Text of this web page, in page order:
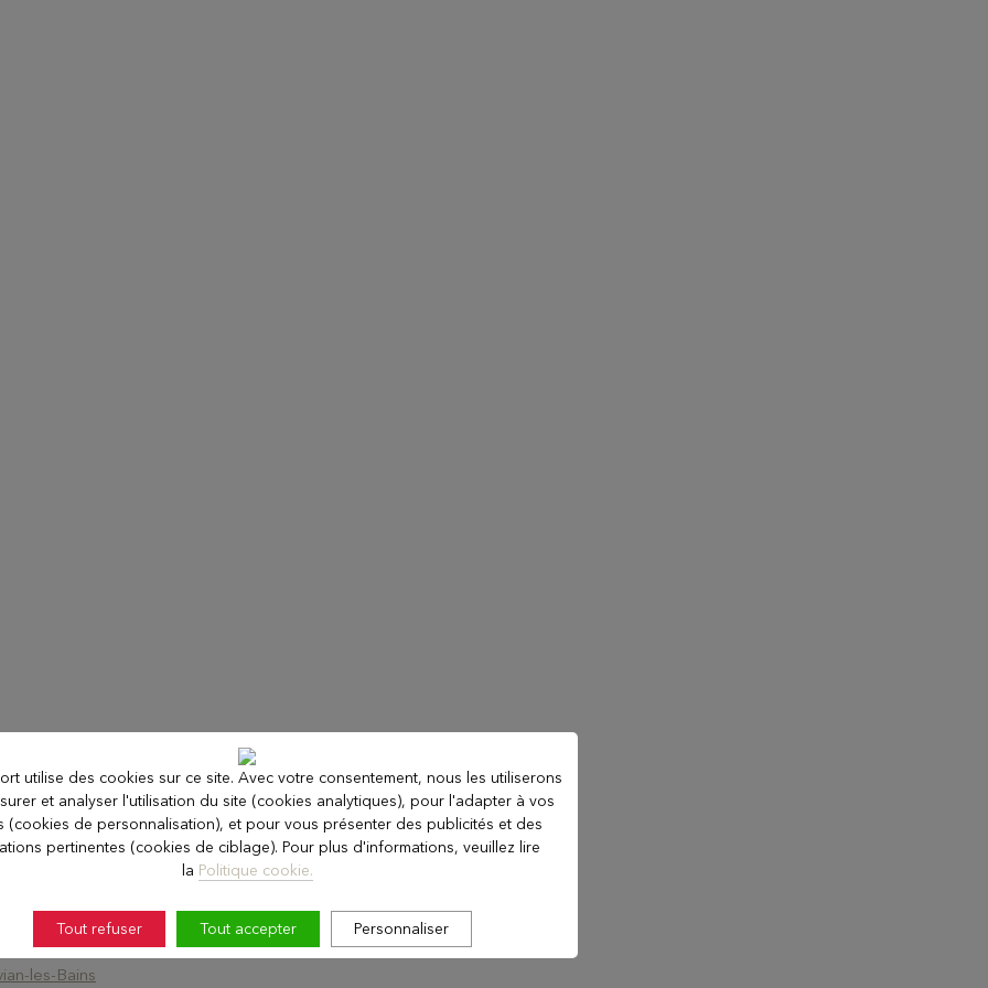
les-Bains
utilise des cookies sur ce site. Avec votre consentement, nous les utiliserons
et analyser l'utilisation du site (cookies analytiques), pour l'adapter à vos
(cookies de personnalisation), et pour vous présenter des publicités et des
pertinentes (cookies de ciblage). Pour plus d'informations, veuillez lire
la Politique cookie.
Tout refuser Tout accepter Personnaliser